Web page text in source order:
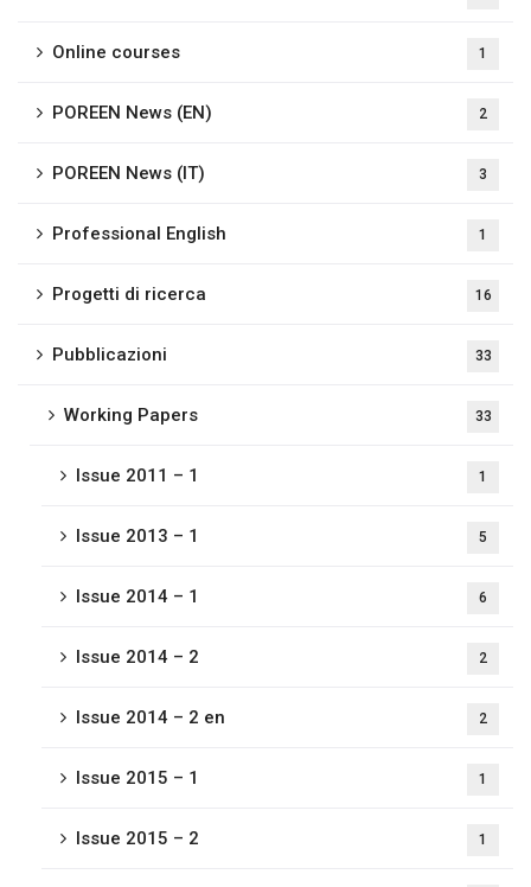
Online courses 1
POREEN News (EN) 2
POREEN News (IT) 3
Professional English 1
Progetti di ricerca 16
Pubblicazioni 33
Working Papers 33
Issue 2011 – 1 1
Issue 2013 – 1 5
Issue 2014 – 1 6
Issue 2014 – 2 2
Issue 2014 – 2 en 2
Issue 2015 – 1 1
Issue 2015 – 2 1